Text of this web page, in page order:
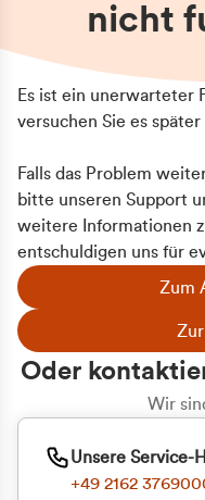
nicht
Es ist ein unerwarteter
versuchen Sie es
Falls das Problem
bitte unseren Support
weitere Informationen
entschuldigen uns für
Zum
Oder
Wir
Unsere Service-
+49 2162